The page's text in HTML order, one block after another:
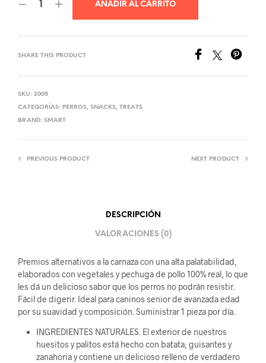
AÑADIR AL CARRITO
SHARE THIS PRODUCT
SKU: 2005
CATEGORÍAS: PERROS, SNACKS, TREATS
BRAND: SMART
PREVIOUS PRODUCT NEXT PRODUCT
DESCRIPCIÓN
VALORACIONES (0)
Premios alternativos a la carnaza con una alta palatabilidad,
elaborados con vegetales y pechuga de pollo 100% real, lo que
les dá un delicioso sabor que los perros no podrán resistir.
Fácil de digerir. Ideal para caninos senior de avanzada edad
por su suavidad y composición. Suministrar 1 pieza por día.
INGREDIENTES NATURALES. El exterior de nuestros
huesitos y palitos está hecho con batata, guisantes y
zanahoria y contiene un delicioso relleno de verdadero